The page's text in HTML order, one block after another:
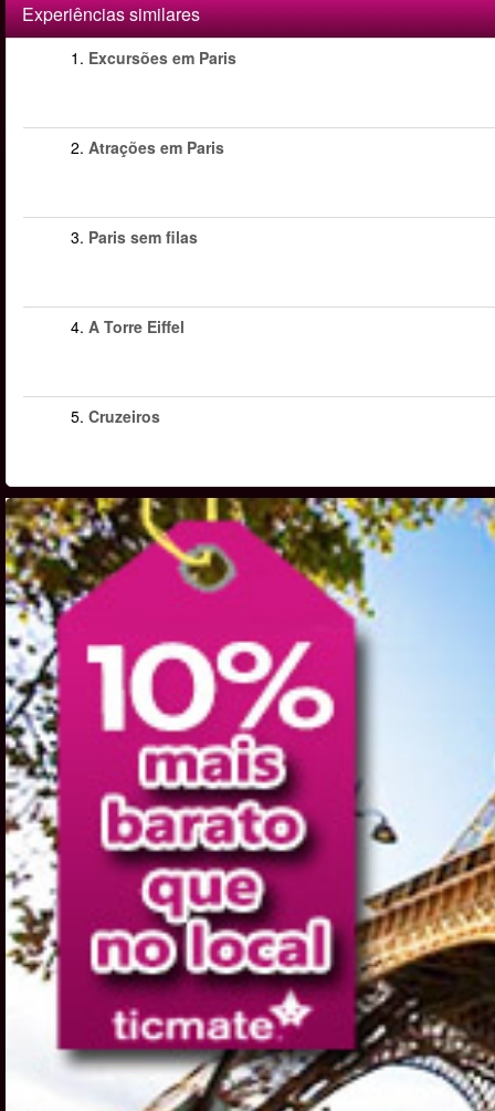
Experiências similares
1. Excursões em Paris
2. Atrações em Paris
3. Paris sem filas
4. A Torre Eiffel
5. Cruzeiros